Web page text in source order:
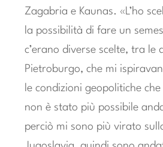
Zagabria e Kaunas. «L’ho
la possibilità di fare un
c’erano diverse scelte, tra le
Pietroburgo, che mi
le condizioni geopolitiche
non è stato più possibile
perciò mi sono più virato